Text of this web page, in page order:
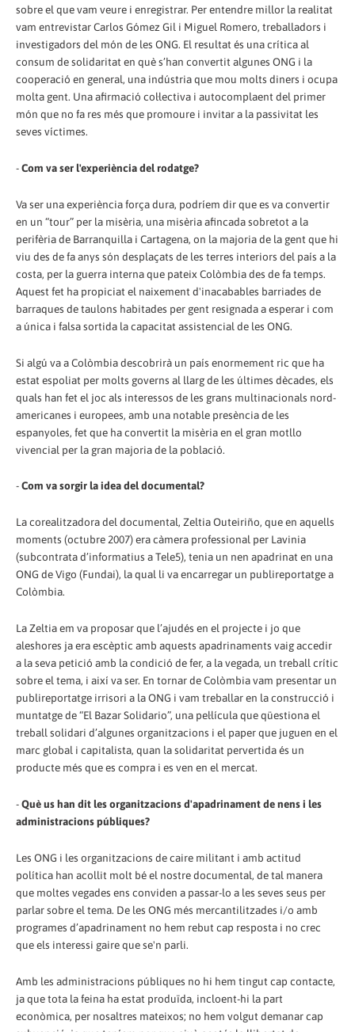
sobre el que vam veure i enregistrar. Per entendre millor la realitat
vam entrevistar Carlos Gómez Gil i Miguel Romero, treballadors i
investigadors del món de les ONG. El resultat és una crítica al
consum de solidaritat en què s’han convertit algunes ONG i la
cooperació en general, una indústria que mou molts diners i ocupa
molta gent. Una afirmació col·lectiva i autocomplaent del primer
món que no fa res més que promoure i invitar a la passivitat les
seves víctimes.
-Com va ser l'experiència del rodatge?
Va ser una experiència força dura, podríem dir que es va convertir
en un “tour” per la misèria, una misèria afincada sobretot a la
perifèria de Barranquilla i Cartagena, on la majoria de la gent que hi
viu des de fa anys són desplaçats de les terres interiors del país a la
costa, per la guerra interna que pateix Colòmbia des de fa temps.
Aquest fet ha propiciat el naixement d'inacabables barriades de
barraques de taulons habitades per gent resignada a esperar i com
a única i falsa sortida la capacitat assistencial de les ONG.
Si algú va a Colòmbia descobrirà un país enormement ric que ha
estat espoliat per molts governs al llarg de les últimes dècades, els
quals han fet el joc als interessos de les grans multinacionals nord-
americanes i europees, amb una notable presència de les
espanyoles, fet que ha convertit la misèria en el gran motllo
vivencial per la gran majoria de la població.
-Com va sorgir la idea del documental?
La corealitzadora del documental, Zeltia Outeiriño, que en aquells
moments (octubre 2007) era càmera professional per Lavinia
(subcontrata d’informatius a Tele5), tenia un nen apadrinat en una
ONG de Vigo (Fundai), la qual li va encarregar un publireportatge a
Colòmbia.
La Zeltia em va proposar que l’ajudés en el projecte i jo que
aleshores ja era escèptic amb aquests apadrinaments vaig accedir
a la seva petició amb la condició de fer, a la vegada, un treball crític
sobre el tema, i així va ser. En tornar de Colòmbia vam presentar un
publireportatge irrisori a la ONG i vam treballar en la construcció i
muntatge de “El Bazar Solidario”, una pel·lícula que qüestiona el
treball solidari d’algunes organitzacions i el paper que juguen en el
marc global i capitalista, quan la solidaritat pervertida és un
producte més que es compra i es ven en el mercat.
-Què us han dit les organitzacions d'apadrinament de nens i les
administracions públiques?
Les ONG i les organitzacions de caire militant i amb actitud
política han acollit molt bé el nostre documental, de tal manera
que moltes vegades ens conviden a passar-lo a les seves seus per
parlar sobre el tema. De les ONG més mercantilitzades i/o amb
programes d’apadrinament no hem rebut cap resposta i no crec
que els interessi gaire que se'n parli.
Amb les administracions públiques no hi hem tingut cap contacte,
ja que tota la feina ha estat produïda, incloent-hi la part
econòmica, per nosaltres mateixos; no hem volgut demanar cap